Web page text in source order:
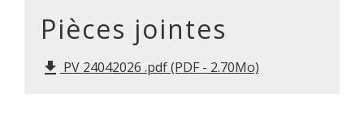
Pièces jointes
file_download PV 24042026 .pdf (PDF - 2.70Mo)